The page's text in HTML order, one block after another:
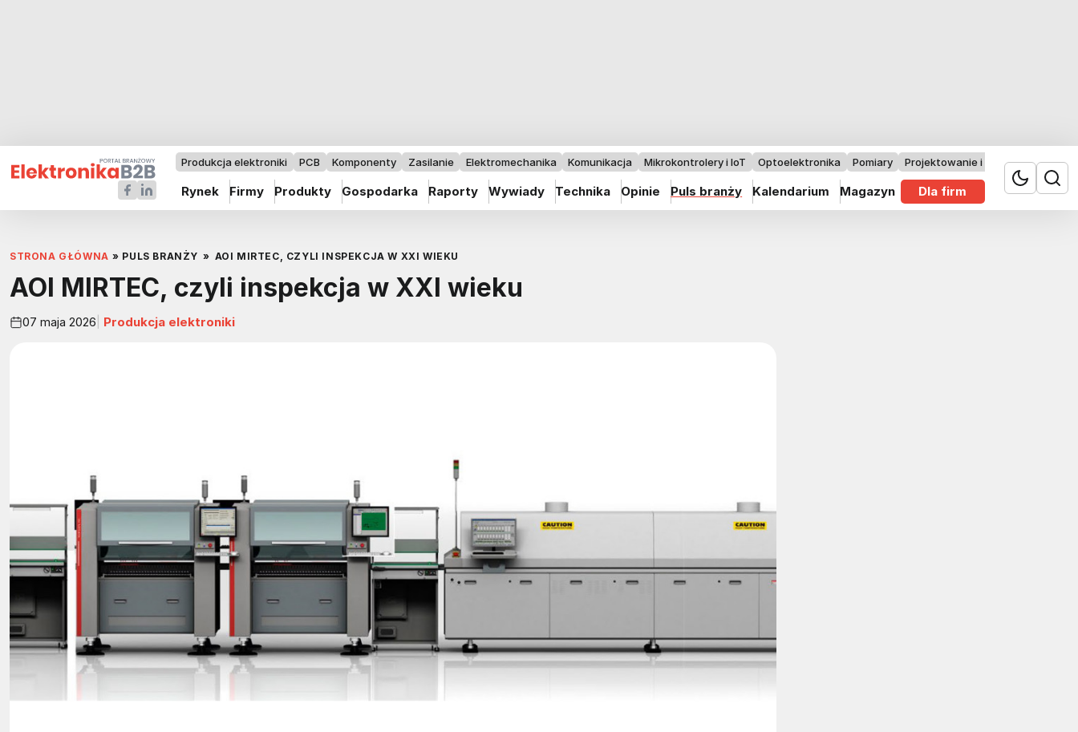
Produkcja elektroniki PCB Komponenty Zasilanie Elektromechanika Komunikacja Mikrokontrolery i IoT Optoelektronika Pomiary Projektowanie i badania
Rynek Firmy Produkty Gospodarka Raporty Wywiady Technika Opinie Puls branży Kalendarium Magazyn Dla firm
STRONA GŁÓWNA » PULS BRANŻY » AOI MIRTEC, CZYLI INSPEKCJA W XXI WIEKU
AOI MIRTEC, czyli inspekcja w XXI wieku
07 maja 2026 Produkcja elektroniki